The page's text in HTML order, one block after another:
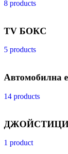
8 products
TV БОКС
5 products
Автомобилна
14 products
1 product